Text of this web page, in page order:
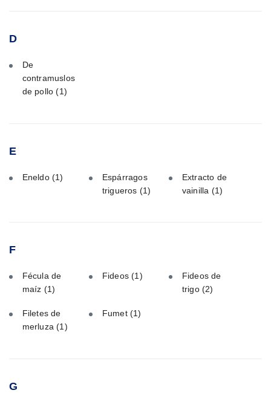
D
De
contramuslos
de pollo(1)
E
Eneldo (1)
Espárragos
trigueros (1)
Extracto de
vainilla (1)
F
Fécula de
maíz (1)
Fideos(1)
Fideos de
trigo(2)
Filetes de
merluza(1)
Fumet (1)
G